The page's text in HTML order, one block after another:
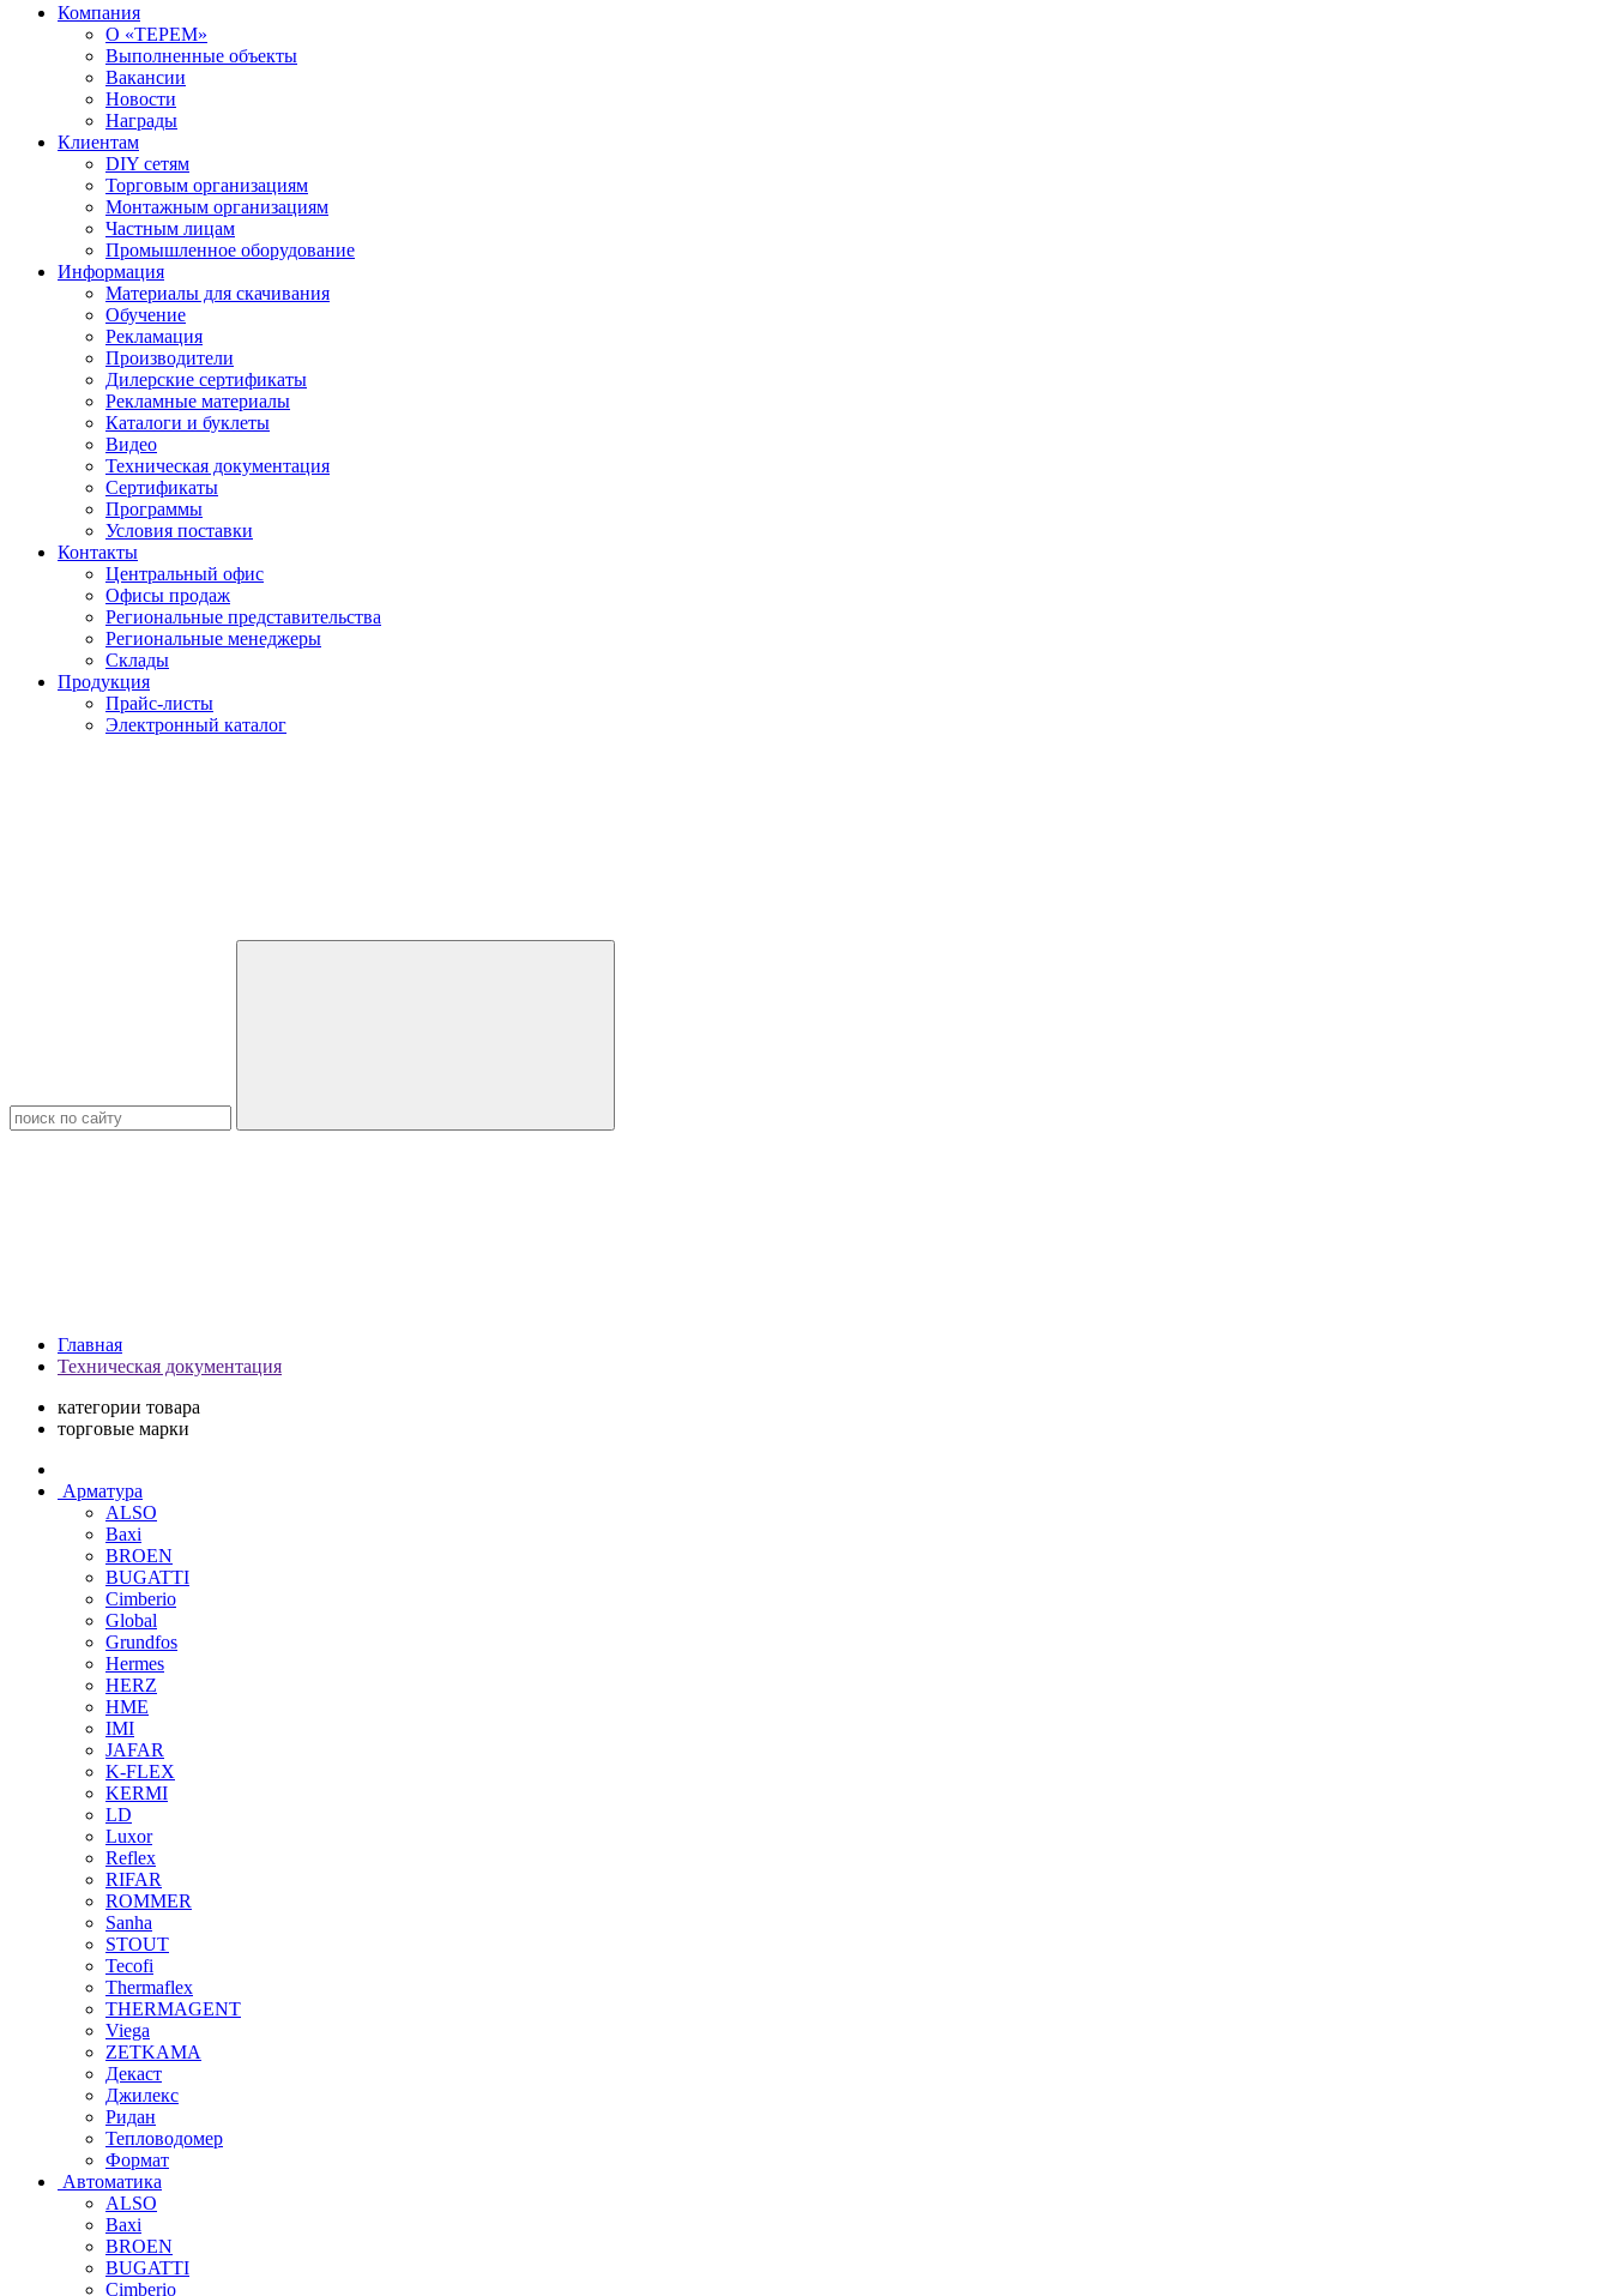
Компания
О «ТЕРЕМ»
Выполненные объекты
Вакансии
Новости
Награды
Клиентам
DIY сетям
Торговым организациям
Монтажным организациям
Частным лицам
Промышленное оборудование
Информация
Материалы для скачивания
Обучение
Рекламация
Производители
Дилерские сертификаты
Рекламные материалы
Каталоги и буклеты
Видео
Техническая документация
Сертификаты
Программы
Условия поставки
Контакты
Центральный офис
Офисы продаж
Региональные представительства
Региональные менеджеры
Склады
Продукция
Прайс-листы
Электронный каталог
Главная
Техническая документация
категории товара
торговые марки
Арматура
ALSO
Baxi
BROEN
BUGATTI
Cimberio
Global
Grundfos
Hermes
HERZ
HME
IMI
JAFAR
K-FLEX
KERMI
LD
Luxor
Reflex
RIFAR
ROMMER
Sanha
STOUT
Tecofi
Thermaflex
THERMAGENT
Viega
ZETKAMA
Декаст
Джилекс
Ридан
Тепловодомер
Формат
Автоматика
ALSO
Baxi
BROEN
BUGATTI
Cimberio